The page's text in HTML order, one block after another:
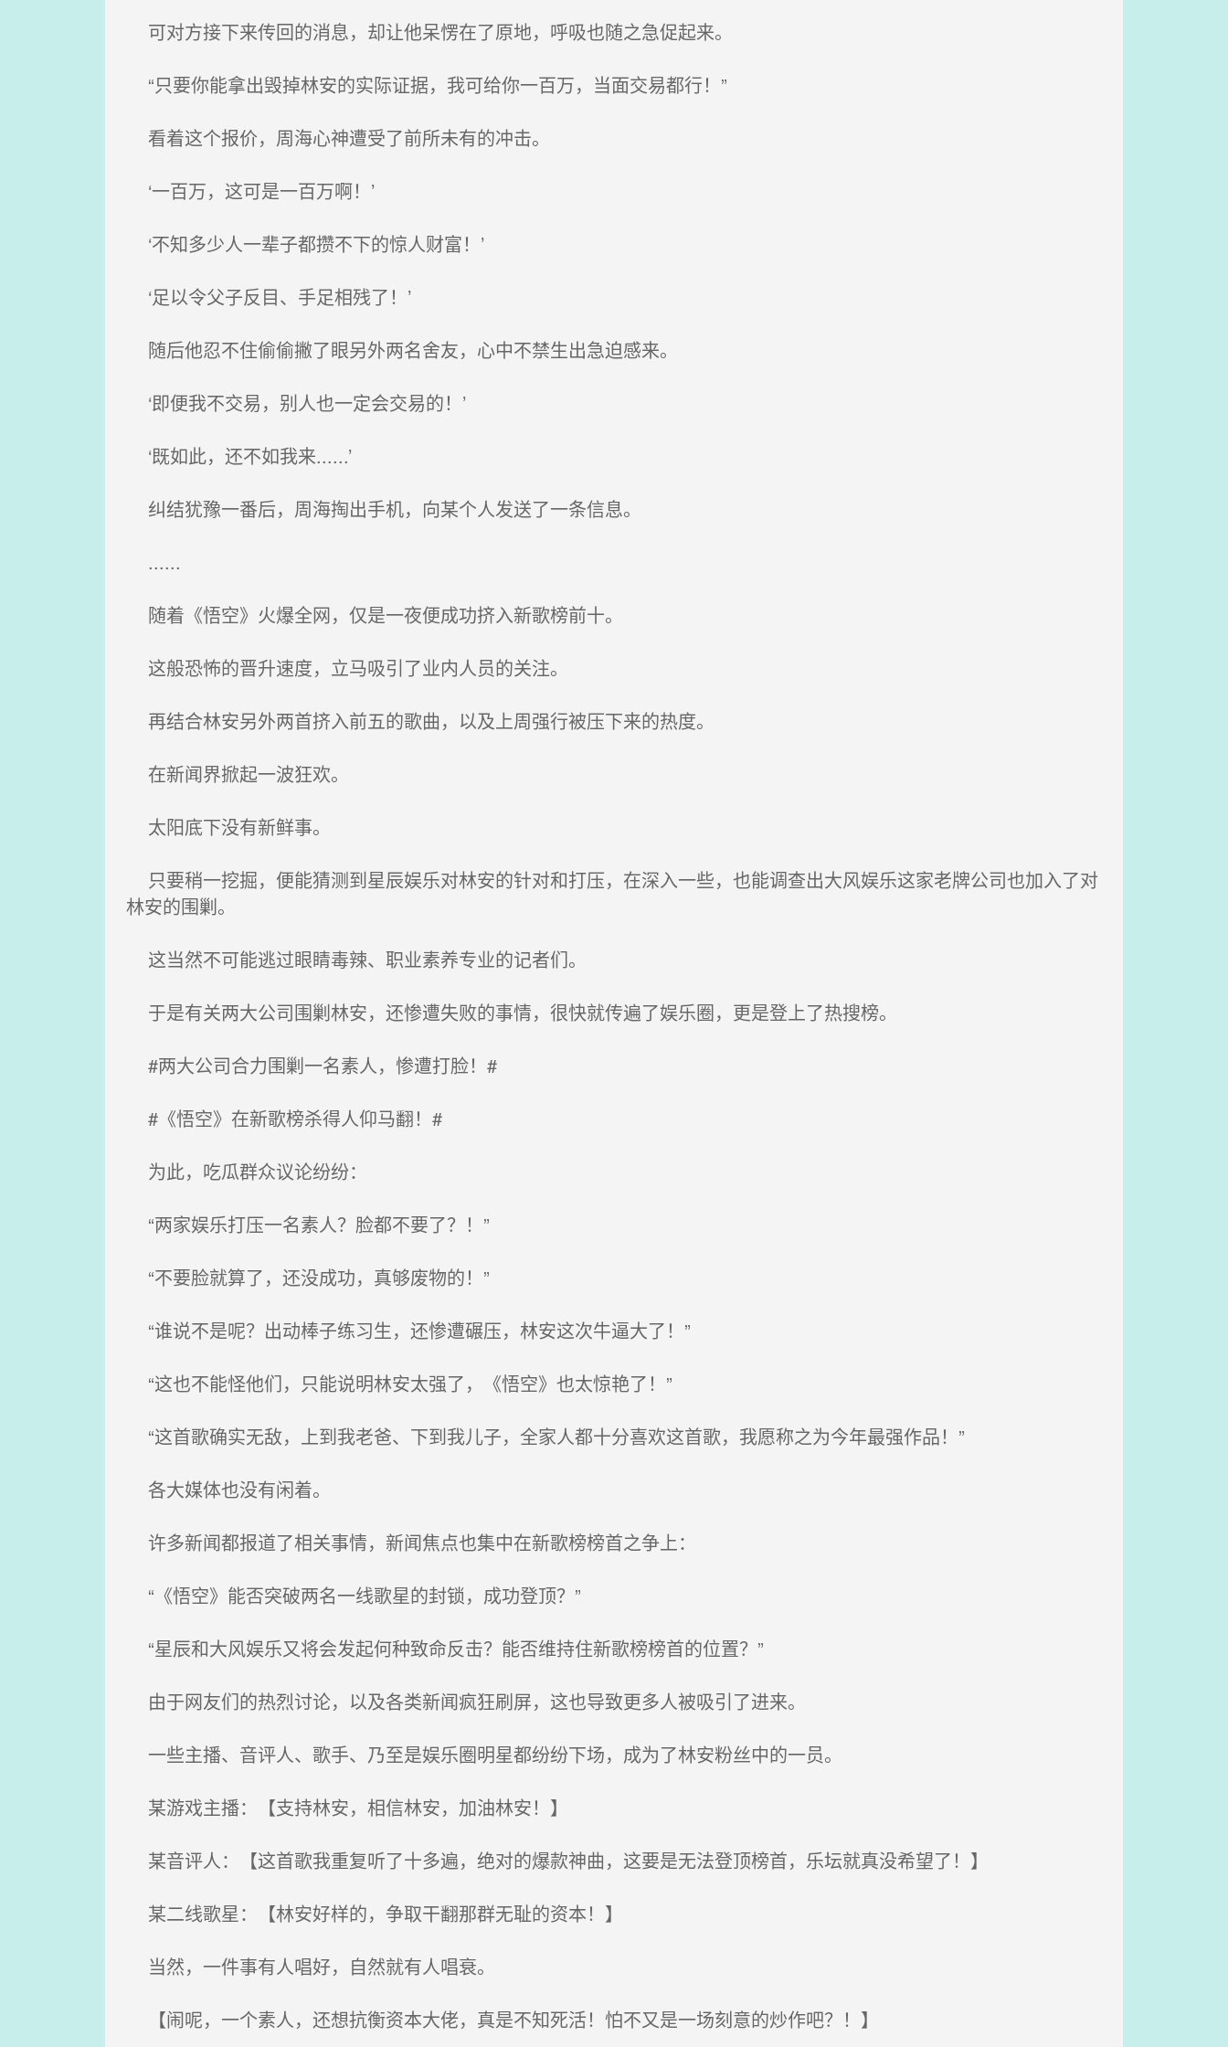
可对方接下来传回的消息，却让他呆愣在了原地，呼吸也随之急促起来。
“只要你能拿出毁掉林安的实际证据，我可给你一百万，当面交易都行！”
看着这个报价，周海心神遭受了前所未有的冲击。
‘一百万，这可是一百万啊！’
‘不知多少人一辈子都攒不下的惊人财富！’
‘足以令父子反目、手足相残了！’
随后他忍不住偷偷撇了眼另外两名舍友，心中不禁生出急迫感来。
‘即便我不交易，别人也一定会交易的！’
‘既如此，还不如我来......’
纠结犹豫一番后，周海掏出手机，向某个人发送了一条信息。
......
随着《悟空》火爆全网，仅是一夜便成功挤入新歌榜前十。
这般恐怖的晋升速度，立马吸引了业内人员的关注。
再结合林安另外两首挤入前五的歌曲，以及上周强行被压下来的热度。
在新闻界掀起一波狂欢。
太阳底下没有新鲜事。
只要稍一挖掘，便能猜测到星辰娱乐对林安的针对和打压，在深入一些，也能调查出大风娱乐这家老牌公司也加入了对
林安的围剿。
这当然不可能逃过眼睛毒辣、职业素养专业的记者们。
于是有关两大公司围剿林安，还惨遭失败的事情，很快就传遍了娱乐圈，更是登上了热搜榜。
#两大公司合力围剿一名素人，惨遭打脸！#
#《悟空》在新歌榜杀得人仰马翻！#
为此，吃瓜群众议论纷纷：
“两家娱乐打压一名素人？脸都不要了？！”
“不要脸就算了，还没成功，真够废物的！”
“谁说不是呢？出动棒子练习生，还惨遭碾压，林安这次牛逼大了！”
“这也不能怪他们，只能说明林安太强了，《悟空》也太惊艳了！”
“这首歌确实无敌，上到我老爸、下到我儿子，全家人都十分喜欢这首歌，我愿称之为今年最强作品！”
各大媒体也没有闲着。
许多新闻都报道了相关事情，新闻焦点也集中在新歌榜榜首之争上：
“《悟空》能否突破两名一线歌星的封锁，成功登顶？”
“星辰和大风娱乐又将会发起何种致命反击？能否维持住新歌榜榜首的位置？”
由于网友们的热烈讨论，以及各类新闻疯狂刷屏，这也导致更多人被吸引了进来。
一些主播、音评人、歌手、乃至是娱乐圈明星都纷纷下场，成为了林安粉丝中的一员。
某游戏主播：【支持林安，相信林安，加油林安！】
某音评人：【这首歌我重复听了十多遍，绝对的爆款神曲，这要是无法登顶榜首，乐坛就真没希望了！】
某二线歌星：【林安好样的，争取干翻那群无耻的资本！】
当然，一件事有人唱好，自然就有人唱衰。
【闹呢，一个素人，还想抗衡资本大佬，真是不知死活！怕不又是一场刻意的炒作吧？！】